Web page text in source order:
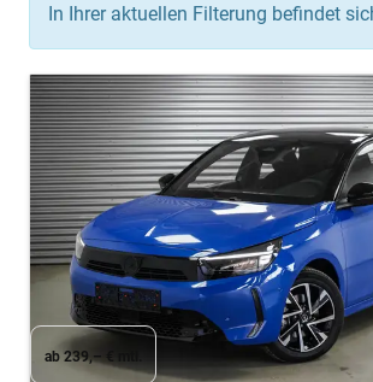
In Ihrer aktuellen Filterung befindet
ab 239,– € mtl.